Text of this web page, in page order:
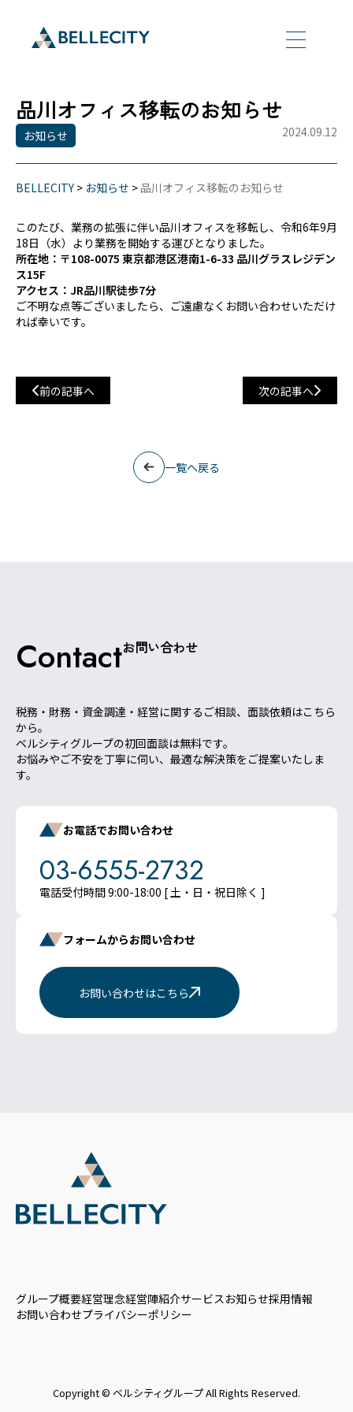
品川オフィス移転のお知らせ
お知らせ 2024.09.12
BELLECITY > お知らせ > 品川オフィス移転のお知らせ
このたび、業務の拡張に伴い品川オフィスを移転し、令和6年9月
18日（水）より業務を開始する運びとなりました。
所在地：〒108-0075 東京都港区港南1-6-33 品川グラスレジデン
ス15F
アクセス：JR品川駅徒歩7分
ご不明な点等ございましたら、ご遠慮なくお問い合わせいただけ
れば幸いです。
前の記事へ 次の記事へ
一覧へ戻る
Contactお問い合わせ
税務・財務・資金調達・経営に関するご相談、面談依頼はこちら
から。
ベルシティグループの初回面談は無料です。
お悩みやご不安を丁寧に伺い、最適な解決策をご提案いたしま
す。
お電話でお問い合わせ
03-6555-2732
電話受付時間 9:00-18:00 [ 土・日・祝日除く ]
フォームからお問い合わせ
お問い合わせはこちら
グループ概要経営理念経営陣紹介サービスお知らせ採用情報
お問い合わせプライバシーポリシー
Copyright © ベルシティグループ All Rights Reserved.